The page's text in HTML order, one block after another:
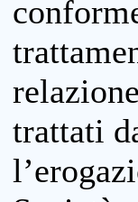
trattati